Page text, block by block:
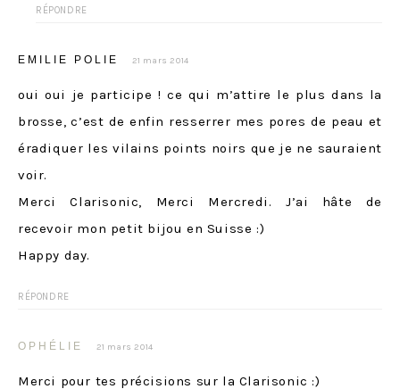
RÉPONDRE
EMILIE POLIE 21 mars 2014
oui oui je participe ! ce qui m’attire le plus dans la
brosse, c’est de enfin resserrer mes pores de peau et
éradiquer les vilains points noirs que je ne sauraient
voir.
Merci Clarisonic, Merci Mercredi. J’ai hâte de
recevoir mon petit bijou en Suisse :)
Happy day.
RÉPONDRE
OPHÉLIE 21 mars 2014
Merci pour tes précisions sur la Clarisonic :)